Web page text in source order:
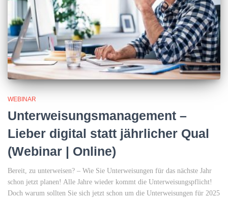
WEBINAR
Unterweisungsmanagement –
Lieber digital statt jährlicher Qual
(Webinar | Online)
Bereit, zu unterweisen? – Wie Sie Unterweisungen für das nächste Jahr
schon jetzt planen! Alle Jahre wieder kommt die Unterweisungspflicht!
Doch warum sollten Sie sich jetzt schon um die Unterweisungen für 2025